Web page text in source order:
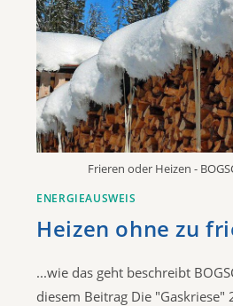
Frieren oder Heizen -
ENERGIEAUSWEIS
Heizen ohne zu
...wie das geht beschreibt
diesem Beitrag Die "Gaskriese"